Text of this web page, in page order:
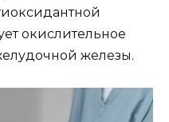
окислительное
железы.